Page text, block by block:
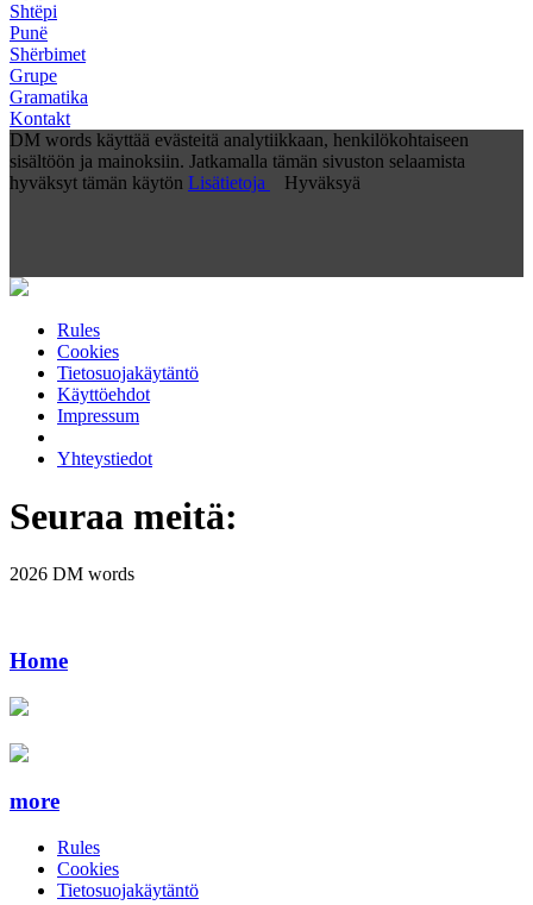
Shtëpi
Punë
Shërbimet
Grupe
Gramatika
Kontakt
DM words käyttää evästeitä analytiikkaan, henkilökohtaiseen
sisältöön ja mainoksiin. Jatkamalla tämän sivuston selaamista
hyväksyt tämän käytön Lisätietoja Hyväksyä
Rules
Cookies
Tietosuojakäytäntö
Käyttöehdot
Impressum
Yhteystiedot
Seuraa meitä:
2026 DM words
Home
more
Rules
Cookies
Tietosuojakäytäntö